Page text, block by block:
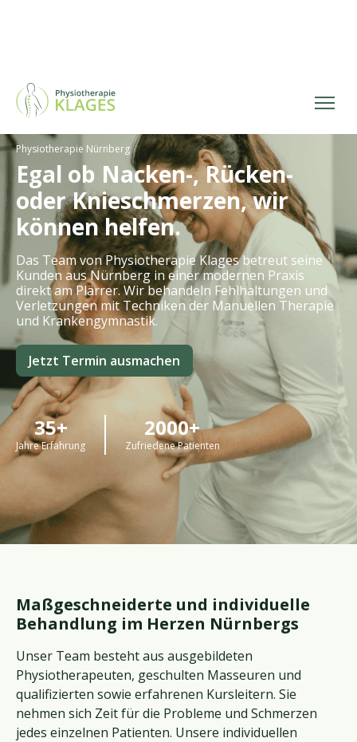
Physiotherapie Nürnberg
Egal ob Nacken-, Rücken-
oder Knieschmerzen, wir
können helfen.
Das Team von Physiotherapie Klages betreut seine
Kunden aus Nürnberg in einer modernen Praxis
direkt am Plärrer. Wir behandeln Fehlhaltungen und
Verletzungen mit Techniken der Manuellen Therapie
und Krankengymnastik.
Jetzt Termin ausmachen
35+
Jahre Erfahrung
2000+
Zufriedene Patienten
Maßgeschneiderte und individuelle
Behandlung im Herzen Nürnbergs
Unser Team besteht aus ausgebildeten
Physiotherapeuten, geschulten Masseuren und
qualifizierten sowie erfahrenen Kursleitern. Sie
nehmen sich Zeit für die Probleme und Schmerzen
jedes einzelnen Patienten. Unsere individuellen